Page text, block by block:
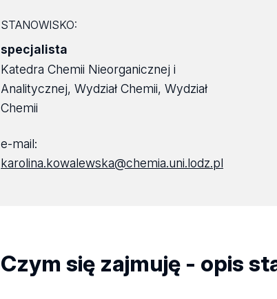
STANOWISKO:
specjalista
Katedra Chemii Nieorganicznej i
Analitycznej, Wydział Chemii, Wydział
Chemii
e-mail:
karolina.kowalewska@chemia.uni.lodz.pl
Czym się zajmuję - opis